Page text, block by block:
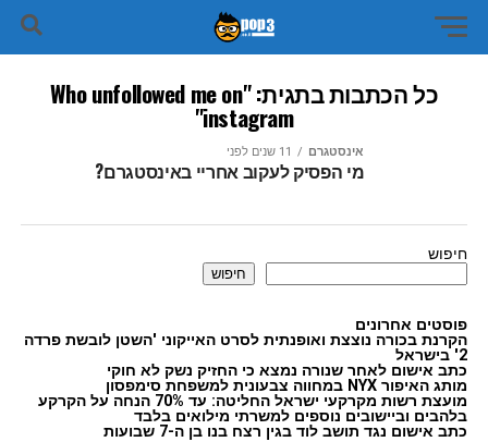
כל הכתבות בתגית: "Who unfollowed me on
instagram"
אינסטגרם 11 שנים לפני
מי הפסיק לעקוב אחריי באינסטגרם?
חיפוש
חיפוש
פוסטים אחרונים
הקרנת בכורה נוצצת ואופנתית לסרט האייקוני 'השטן לובשת פרדה
2' בישראל
כתב אישום לאחר שנורה נמצא כי החזיק נשק לא חוקי
מותג האיפור NYX במחווה צבעונית למשפחת סימפסון
מועצת רשות מקרקעי ישראל החליטה: עד 70% הנחה על הקרקע
בלהבים וביישובים נוספים למשרתי מילואים בלבד
כתב אישום נגד תושב לוד בגין רצח בנו בן ה-7 שבועות